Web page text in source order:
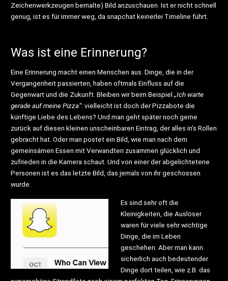
Zeichenwerkzeugen bemalte) Bild anzuschauen. Ist er nicht schnell
genug, ist es für immer weg, da snapchat keinerlei Timeline führt.
Was ist eine Erinnerung?
Eine Erinnerung macht einen Menschen aus. Dinge, die in der
Vergangenheit passierten, haben oftmals Einfluss auf die
Gegenwart und die Zukunft. Bleiben wir beim Beispiel„Ich warte
gerade auf meine Pizza“: vielleicht ist doch der Pizzabote die
künftige Liebe des Lebens? Und man geht später noch gerne
zurück auf diesen kleinen unscheinbaren Eintrag, der alles in’s Rollen
gebracht hat. Oder man postet ein Bild, wie man nach dem
gemeinsámen Essen mit Verwandten zusammen glücklich und
zufrieden in die Kamera schaut. Und von einer der abgelichtetene
Personen ist es das letzte Bild, das jemals von ihr geschossen
wurde.
Es sind sehr oft die
Kleinigkeiten, die Auslöser
waren für viele sehr wichtige
Dinge, die im Leben
geschehen. Aber man kann
sicherlich auch bedeutender
Dinge dort teilen, wie z.B. das